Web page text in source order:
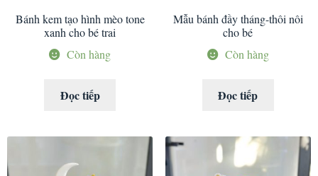
Bánh kem tạo hình mèo tone
xanh cho bé trai
Còn hàng
Đọc tiếp
Mẫu bánh đầy tháng-thôi nôi
cho bé
Còn hàng
Đọc tiếp